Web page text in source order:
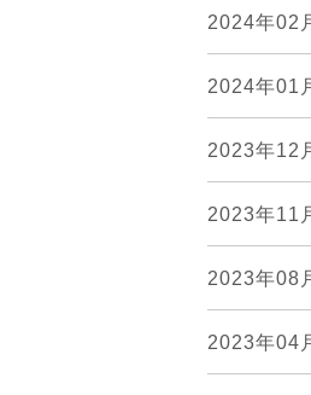
2024年02
2024年01
2023年12
2023年11
2023年08
2023年04